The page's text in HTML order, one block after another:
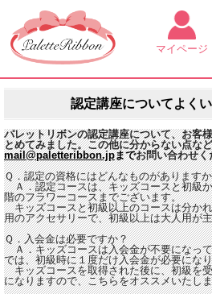
マイページ
認定講座についてよく
パレットリボンの認定講座について、お客
とめてみました。この他に分からない点な
mail@paletteribbon.jpまでお問い合わせく
Ｑ．認定の資格にはどんなものがあります
Ａ．認定コースは、キッズコースと初級
階のフラワーコースまでございます。
キッズコースと初級以上のコースは分か
用のアクセサリーで、初級以上は大人用が
Ｑ．入会金は必要ですか？
Ａ．キッズコースは入会金が不要になっ
では、初級時に１度だけ入会金が必要にな
キッズコースを取得された後に、初級を
になりますので、こちらをオススメいたし